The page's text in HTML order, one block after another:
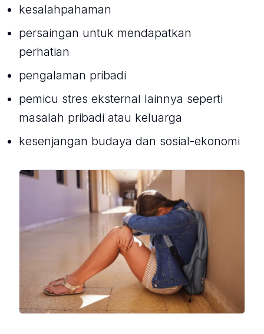
kesalahpahaman
persaingan untuk mendapatkan
perhatian
pengalaman pribadi
pemicu stres eksternal lainnya seperti
masalah pribadi atau keluarga
kesenjangan budaya dan sosial-ekonomi